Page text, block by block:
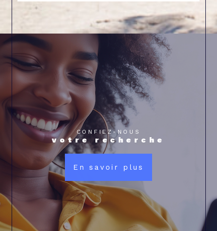
CONFIEZ-NOUS
votre recherche
En savoir plus